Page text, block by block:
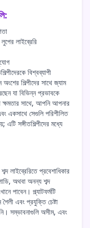
লাইব্রেরি
বিশ্বব্যাপী
শিল্পীদের সাথে জ্যাম
যা বিভিন্ন প্রভাবকে
ক্ষমতার সাথে, আপনি আপনার
একসাথে সেগুলি পরিশীলিত
সঙ্গীতশিল্পীদের মধ্যে
লাইব্রেরিতে প্রবেশাধিকার
অথবা অনন্য শব্দ
পাবেন। প্ল্যাটফর্মটি
এবং প্রযুক্তি চেষ্টা
সম্ভাবনাগুলি অসীম, এবং